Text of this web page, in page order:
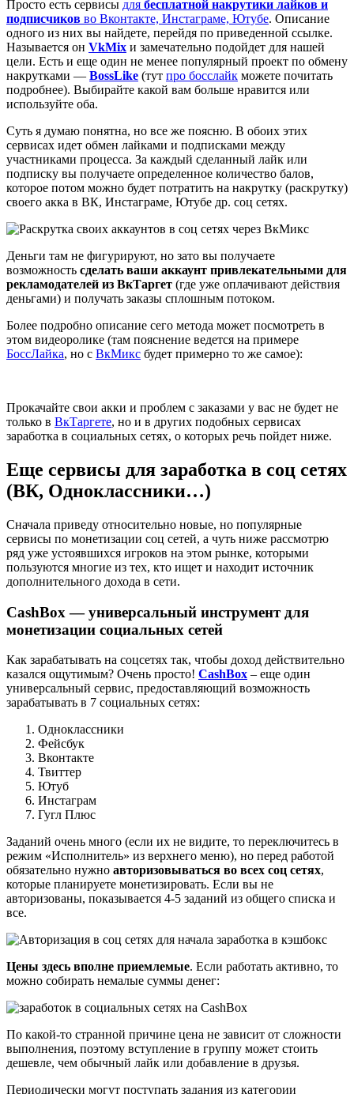
Просто есть сервисы для бесплатной накрутики лайков и
подписчиков во Вконтакте, Инстаграме, Ютубе. Описание
одного из них вы найдете, перейдя по приведенной ссылке.
Называется он VkMix и замечательно подойдет для нашей
цели. Есть и еще один не менее популярный проект по обмену
накрутками — BossLike (тут про босслайк можете почитать
подробнее). Выбирайте какой вам больше нравится или
используйте оба.
Суть я думаю понятна, но все же поясню. В обоих этих
сервисах идет обмен лайками и подписками между
участниками процесса. За каждый сделанный лайк или
подписку вы получаете определенное количество балов,
которое потом можно будет потратить на накрутку (раскрутку)
своего акка в ВК, Инстаграме, Ютубе др. соц сетях.
Деньги там не фигурируют, но зато вы получаете
возможность сделать ваши аккаунт привлекательными для
рекламодателей из ВкТаргет (где уже оплачивают действия
деньгами) и получать заказы сплошным потоком.
Более подробно описание сего метода может посмотреть в
этом видеоролике (там пояснение ведется на примере
БоссЛайка, но с ВкМикс будет примерно то же самое):
Прокачайте свои акки и проблем с заказами у вас не будет не
только в ВкТаргете, но и в других подобных сервисах
заработка в социальных сетях, о которых речь пойдет ниже.
Еще сервисы для заработка в соц сетях
(ВК, Одноклассники…)
Сначала приведу относительно новые, но популярные
сервисы по монетизации соц сетей, а чуть ниже рассмотрю
ряд уже устоявшихся игроков на этом рынке, которыми
пользуются многие из тех, кто ищет и находит источник
дополнительного дохода в сети.
CashBox — универсальный инструмент для
монетизации социальных сетей
Как зарабатывать на соцсетях так, чтобы доход действительно
казался ощутимым? Очень просто! CashBox – еще один
универсальный сервис, предоставляющий возможность
зарабатывать в 7 социальных сетях:
Одноклассники
Фейсбук
Вконтакте
Твиттер
Ютуб
Инстаграм
Гугл Плюс
Заданий очень много (если их не видите, то переключитесь в
режим «Исполнитель» из верхнего меню), но перед работой
обязательно нужно авторизовываться во всех соц сетях,
которые планируете монетизировать. Если вы не
авторизованы, показывается 4-5 заданий из общего списка и
все.
Цены здесь вполне приемлемые. Если работать активно, то
можно собирать немалые суммы денег:
По какой-то странной причине цена не зависит от сложности
выполнения, поэтому вступление в группу может стоить
дешевле, чем обычный лайк или добавление в друзья.
Периодически могут поступать задания из категории